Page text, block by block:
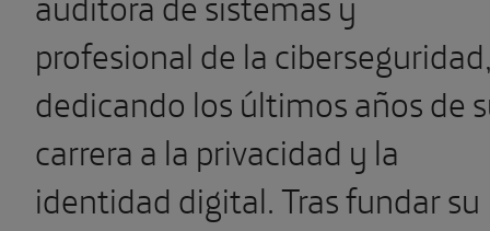
profesional de la
dedicando los últimos años de
carrera a la privacidad y la
identidad digital. Tras fundar su